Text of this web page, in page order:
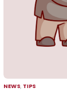
NEWS, TIPS